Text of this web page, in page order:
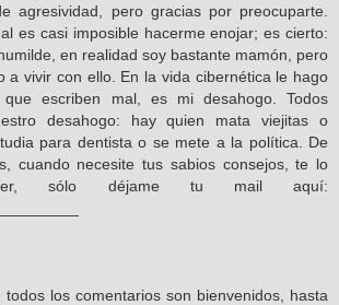
agresividad, pero gracias por preocuparte.
es casi imposible hacerme enojar; es cierto:
en realidad soy bastante mamón, pero
a vivir con ello. En la vida cibernética le hago
escriben mal, es mi desahogo. Todos
desahogo: hay quien mata viejitas o
para dentista o se mete a la política. De
cuando necesite tus sabios consejos, te lo
sólo déjame tu mail aquí:
todos los comentarios son bienvenidos, hasta